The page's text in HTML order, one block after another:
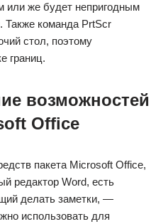
или же будет непригодным
Также команда PrtScr
стол, поэтому
границ.
возможностей
Office
пакета Microsoft Office,
редактор Word, есть
делать заметки, —
использовать для